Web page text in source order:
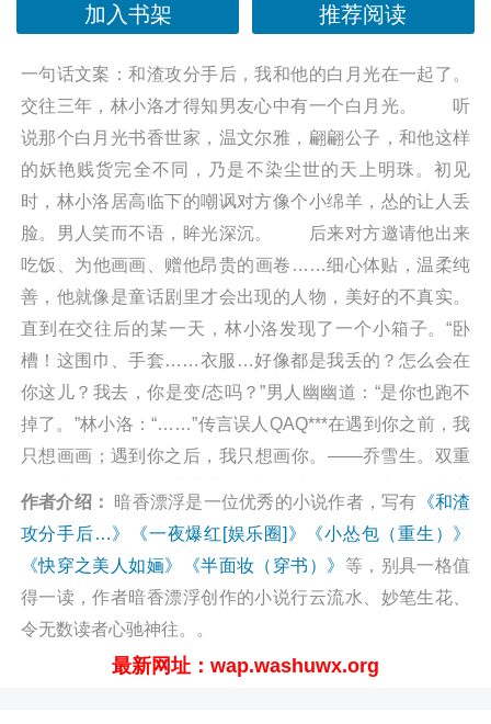
加入书架
推荐阅读
一句话文案：和渣攻分手后，我和他的白月光在一起了。
交往三年，林小洛才得知男友心中有一个白月光。 听
说那个白月光书香世家，温文尔雅，翩翩公子，和他这样
的妖艳贱货完全不同，乃是不染尘世的天上明珠。初见
时，林小洛居高临下的嘲讽对方像个小绵羊，怂的让人丢
脸。男人笑而不语，眸光深沉。 后来对方邀请他出来
吃饭、为他画画、赠他昂贵的画卷……细心体贴，温柔纯
善，他就像是童话剧里才会出现的人物，美好的不真实。
直到在交往后的某一天，林小洛发现了一个小箱子。“卧
槽！这围巾、手套……衣服…好像都是我丢的？怎么会在
你这儿？我去，你是变/态吗？”男人幽幽道：“是你也跑不
掉了。”林小洛：“……”传言误人QAQ***在遇到你之前，我
只想画画；遇到你之后，我只想画你。——乔雪生。双重
作者介绍： 暗香漂浮是一位优秀的小说作者，写有 《和渣
攻分手后…》
《一夜爆红[娱乐圈]》
《小怂包（重生）》
《快穿之美人如婳》
《半面妆（穿书）》 等，别具一格值
得一读，作者暗香漂浮创作的小说行云流水、妙笔生花、
令无数读者心驰神往。。
最新网址：wap.washuwx.org